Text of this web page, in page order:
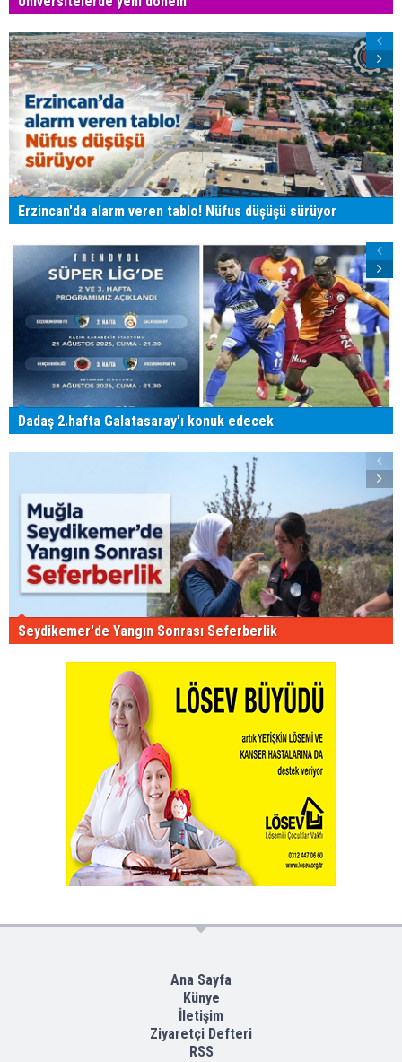
Erzincan'da alarm veren tablo! Nüfus düşüşü sürüyor
Dadaş 2.hafta Galatasaray'ı konuk edecek
Seydikemer'de Yangın Sonrası Seferberlik
Ana Sayfa
Künye
İletişim
Ziyaretçi Defteri
RSS